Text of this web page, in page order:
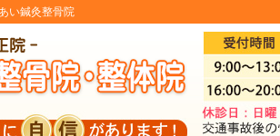
い鍼灸整骨院